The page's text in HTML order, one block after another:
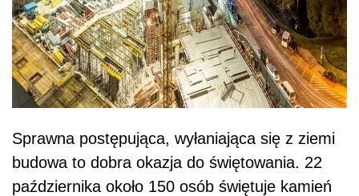
Sprawna postępująca, wyłaniająca się z ziemi
budowa to dobra okazja do świętowania. 22
października około 150 osób świętuje kamień